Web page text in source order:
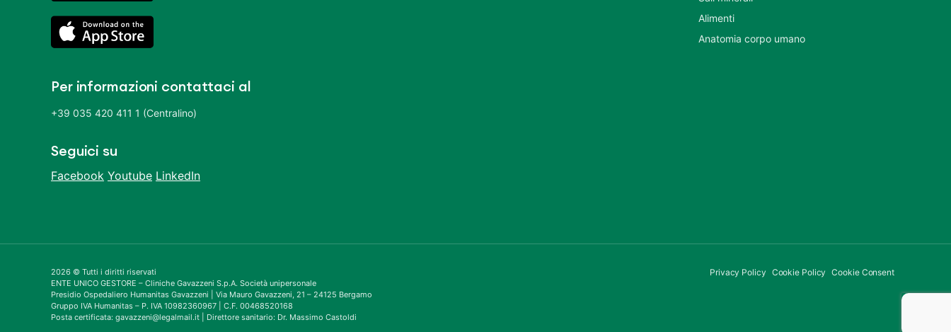
Per informazioni contattaci al
+39 035 420 411 1 (Centralino)
Seguici su
Facebook Youtube LinkedIn
Alimenti
Anatomia corpo umano
2026 © Tutti i diritti riservati
ENTE UNICO GESTORE – Cliniche Gavazzeni S.p.A. Società unipersonale
Presidio Ospedaliero Humanitas Gavazzeni | Via Mauro Gavazzeni, 21 – 24125 Bergamo
Gruppo IVA Humanitas – P. IVA 10982360967 | C.F. 00468520168
Posta certificata: gavazzeni@legalmail.it | Direttore sanitario: Dr. Massimo Castoldi
Privacy Policy Cookie Policy Cookie Consent